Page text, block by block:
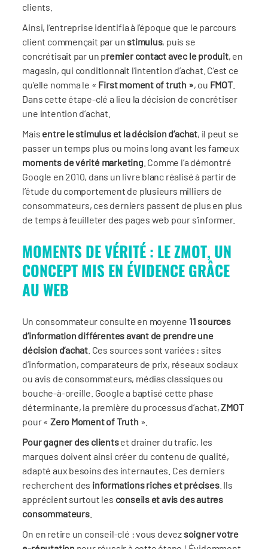
clients.
Ainsi, l’entreprise identifia à l’époque que le parcours
client commençait par un stimulus, puis se
concrétisait par un premier contact avec le produit, en
magasin, qui conditionnait l’intention d’achat. C’est ce
qu’elle nomma le « First moment of truth », ou FMOT.
Dans cette étape-clé a lieu la décision de concrétiser
une intention d’achat.
Mais entre le stimulus et la décision d’achat, il peut se
passer un temps plus ou moins long avant les fameux
moments de vérité marketing . Comme l’a démontré
Google en 2010, dans un livre blanc réalisé à partir de
l’étude du comportement de plusieurs milliers de
consommateurs, ces derniers passent de plus en plus
de temps à feuilleter des pages web pour s’informer.
MOMENTS DE VÉRITÉ : LE ZMOT, UN
CONCEPT MIS EN ÉVIDENCE GRÂCE
AU WEB
Un consommateur consulte en moyenne 11 sources
d’information différentes avant de prendre une
décision d’achat . Ces sources sont variées : sites
d’information, comparateurs de prix, réseaux sociaux
ou avis de consommateurs, médias classiques ou
bouche-à-oreille. Google a baptisé cette phase
déterminante, la première du processus d’achat,ZMOT
pour « Zero Moment of Truth ».
Pour gagner des clientset drainer du trafic, les
marques doivent ainsi créer du contenu de qualité,
adapté aux besoins des internautes. Ces derniers
recherchent des informations riches et précises. Ils
apprécient surtout les conseils et avis des autres
consommateurs.
On en retire un conseil-clé : vous devez soigner votre